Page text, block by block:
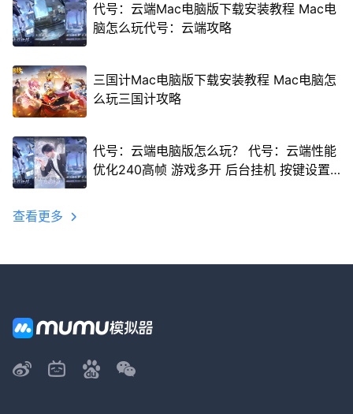
代号：云端Mac电脑版下载安装教程 Mac电
脑怎么玩代号：云端攻略
三国计Mac电脑版下载安装教程 Mac电脑怎
么玩三国计攻略
代号：云端电脑版怎么玩？ 代号：云端性能
优化240高帧 游戏多开 后台挂机 按键设置
查看更多